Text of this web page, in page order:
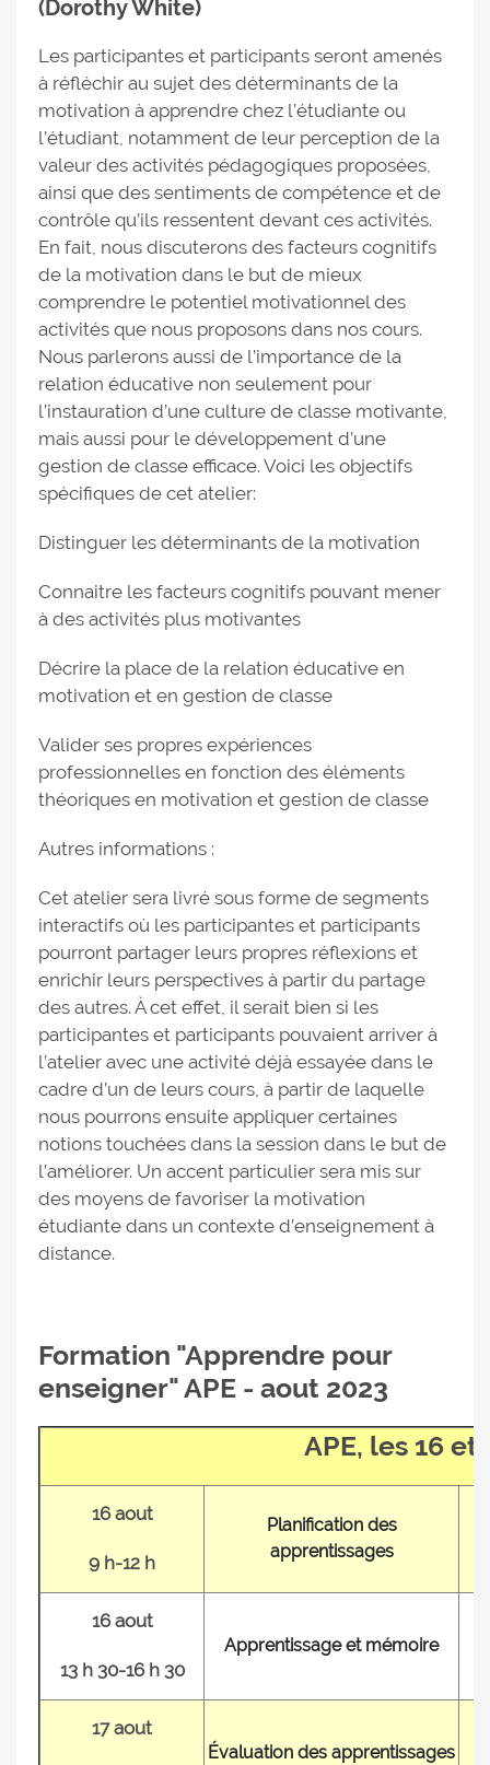
(Dorothy White)
Les participantes et participants seront amenés
à réfléchir au sujet des déterminants de la
motivation à apprendre chez l’étudiante ou
l’étudiant, notamment de leur perception de la
valeur des activités pédagogiques proposées,
ainsi que des sentiments de compétence et de
contrôle qu’ils ressentent devant ces activités.
En fait, nous discuterons des facteurs cognitifs
de la motivation dans le but de mieux
comprendre le potentiel motivationnel des
activités que nous proposons dans nos cours.
Nous parlerons aussi de l’importance de la
relation éducative non seulement pour
l’instauration d’une culture de classe motivante,
mais aussi pour le développement d’une
gestion de classe efficace. Voici les objectifs
spécifiques de cet atelier:
Distinguer les déterminants de la motivation
Connaitre les facteurs cognitifs pouvant mener
à des activités plus motivantes
Décrire la place de la relation éducative en
motivation et en gestion de classe
Valider ses propres expériences
professionnelles en fonction des éléments
théoriques en motivation et gestion de classe
Autres informations :
Cet atelier sera livré sous forme de segments
interactifs où les participantes et participants
pourront partager leurs propres réflexions et
enrichir leurs perspectives à partir du partage
des autres. À cet effet, il serait bien si les
participantes et participants pouvaient arriver à
l’atelier avec une activité déjà essayée dans le
cadre d’un de leurs cours, à partir de laquelle
nous pourrons ensuite appliquer certaines
notions touchées dans la session dans le but de
l’améliorer. Un accent particulier sera mis sur
des moyens de favoriser la motivation
étudiante dans un contexte d’enseignement à
distance.
Formation "Apprendre pour
enseigner" APE - aout 2023
APE, les 16 et
16 aout
9 h-12 h
Planification des
apprentissages
16 aout
13 h 30-16 h 30
Apprentissage et mémoire
17 aout
Évaluation des apprentissages